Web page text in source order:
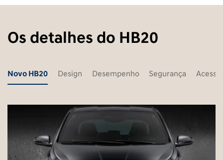
Os detalhes do HB20
Novo HB20 Design Desempenho Segurança